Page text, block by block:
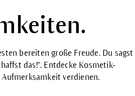
bereiten große Freude. Du sagst
das!“. Entdecke Kosmetik-
verdienen.